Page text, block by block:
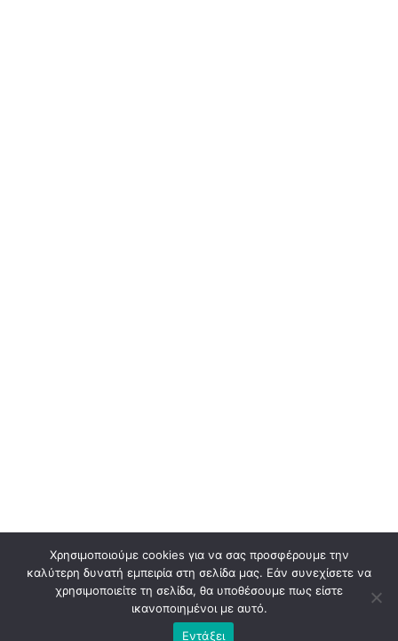
Χρησιμοποιούμε cookies για να σας προσφέρουμε την
καλύτερη δυνατή εμπειρία στη σελίδα μας. Εάν συνεχίσετε να
χρησιμοποιείτε τη σελίδα, θα υποθέσουμε πως είστε
ικανοποιημένοι με αυτό.
Εντάξει